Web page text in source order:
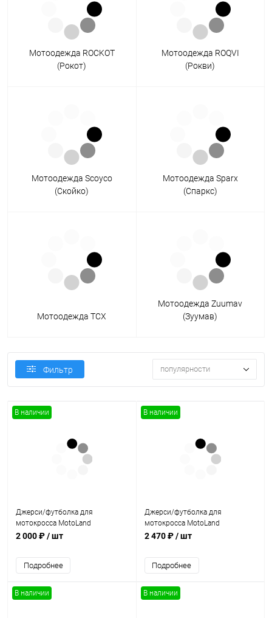
Мотоодежда ROCKOT
(Рокот)
Мотоодежда ROQVI
(Рокви)
Мотоодежда Scoyco
(Скойко)
Мотоодежда Sparx
(Спаркс)
Мотоодежда TCX
Мотоодежда Zuumav
(Зуумав)
Фильтр популярности
В наличии
Джерси/футболка для
мотокросса MotoLand
(Мотолэнд) Racing Team /
2 000 ₽/ шт
Подробнее
В наличии
Джерси/футболка для
мотокросса MotoLand
(Мотолэнд) Racing Team /
2 470 ₽/ шт
Подробнее
В наличии В наличии